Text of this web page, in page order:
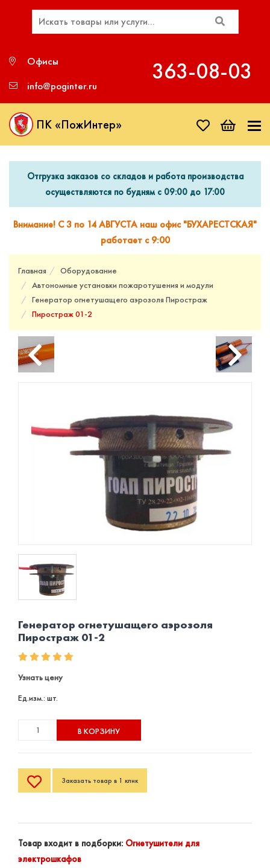
Офисы
info@poginter.ru
363‑08‑03
ПК «ПожИнтер»
Отгрузка заказов со складов и работа производства
осуществляются по будням с 09:00 до 17:00
Внимание! С 3 по 14 АВГУСТА наш офис "БУХАРЕСТСКАЯ"
работает с 9:00
Главная
Оборудование
Автономные установки пожаротушения и модули
Генератор огнетушащего аэрозоля Пиростраж
Пиростраж 01-2
Генератор огнетушащего аэрозоля
Пиростраж 01-2
Узнать цену
Ед.изм.: шт.
В КОРЗИНУ
Заказать товар в 1 клик
Товар входит в подборки: Огнетушители для
электрошкафов